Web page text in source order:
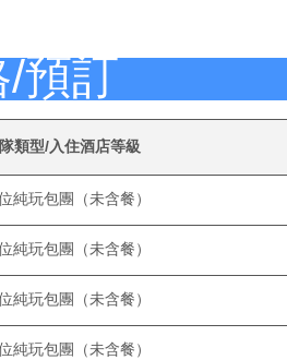
預訂
類型/入住酒店等級
純玩包團（未含餐）
純玩包團（未含餐）
純玩包團（未含餐）
純玩包團（未含餐）